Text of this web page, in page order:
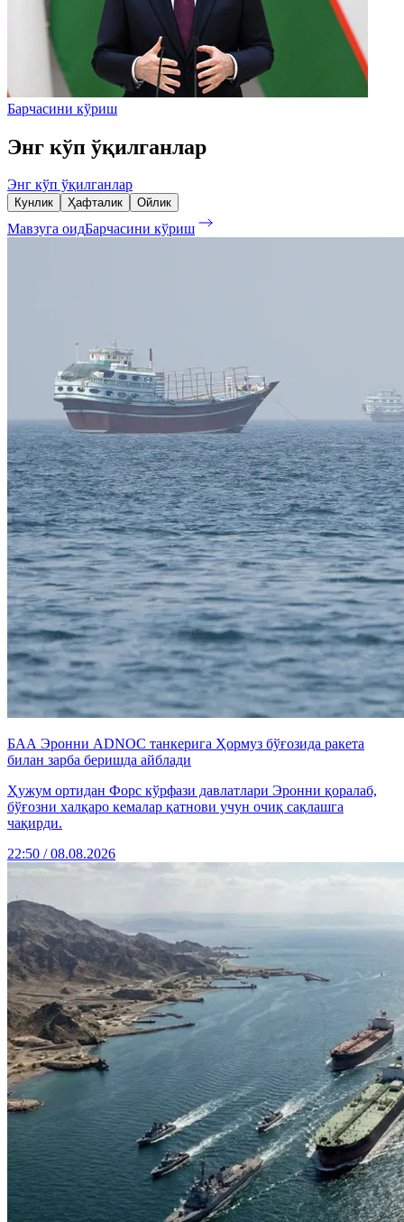
Барчасини кўриш
Энг кўп ўқилганлар
Энг кўп ўқилганлар
Кунлик Ҳафталик Ойлик
Мавзуга оидБарчасини кўриш
БАА Эронни ADNOC танкерига Ҳормуз бўғозида ракета
билан зарба беришда айблади
Ҳужум ортидан Форс кўрфази давлатлари Эронни қоралаб,
бўғозни халқаро кемалар қатнови учун очиқ сақлашга
чақирди.
22:50 / 08.08.2026